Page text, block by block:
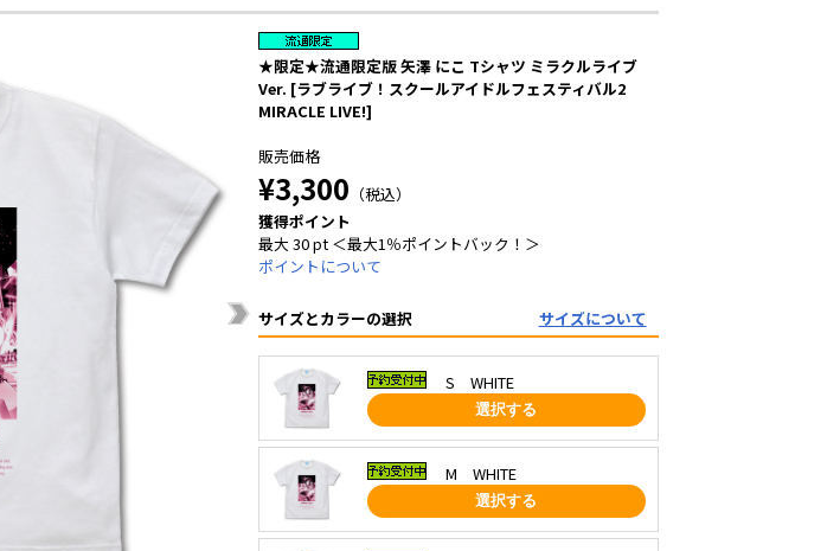
★限定★流通限定版 矢澤 にこ Tシャツ ミラクルライブ
Ver. [ラブライブ！スクールアイドルフェスティバル2
MIRACLE LIVE!]
販売価格
¥3,300 （税込）
獲得ポイント
最大 30 pt ＜最大1％ポイントバック！＞
ポイントについて
サイズとカラーの選択 サイズについて
S WHITE
選択する
M WHITE
選択する